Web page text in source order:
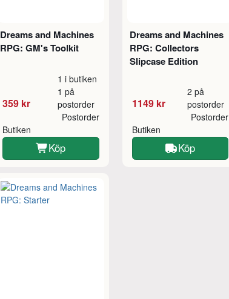
Dreams and Machines
RPG: GM's Toolkit
359 kr
1 i butiken
1 på
postorder
Butiken
Postorder
Köp
Dreams and Machines
RPG: Collectors
Slipcase Edition
1149 kr
2 på
postorder
Butiken
Postorder
Köp